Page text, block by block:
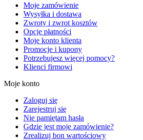
Moje zamówienie
Wysyłka i dostawa
Zwroty i zwrot kosztów
Opcje płatności
Moje konto klienta
Promocje i kupony
Potrzebujesz więcej pomocy?
Klienci firmowi
Moje konto
Zaloguj się
Zarejestruj się
Nie pamiętam hasła
Gdzie jest moje zamówienie?
Zrealizuj bon wartościowy